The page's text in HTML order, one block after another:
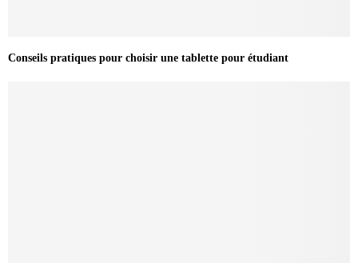
Conseils pratiques pour choisir une tablette pour étudiant